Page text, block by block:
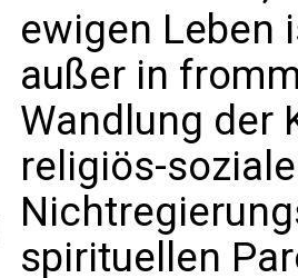
ewigen Leben
außer in
Wandlung der
religiös-
spirituellen